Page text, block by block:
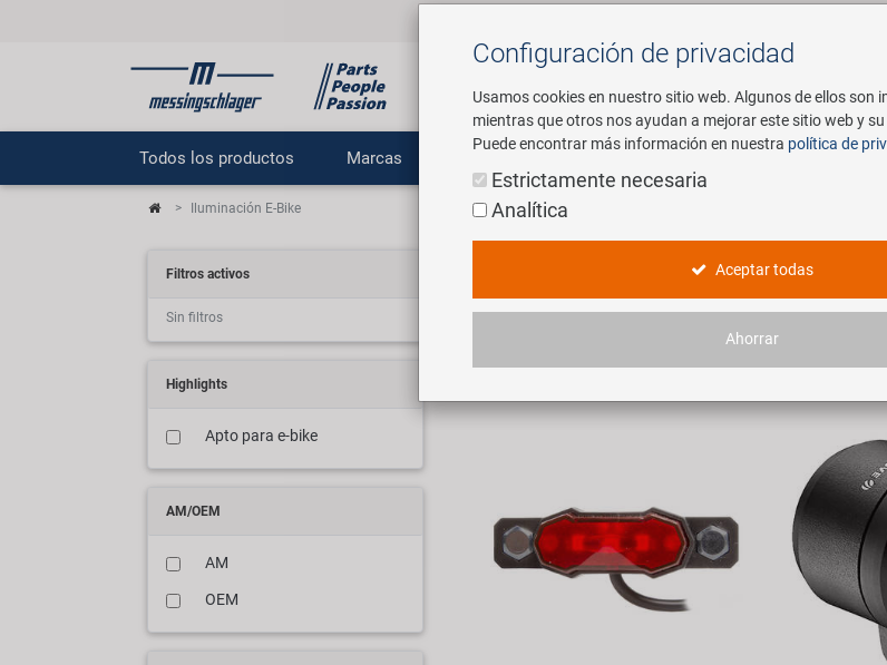
Buscar
Todos los productos Marcas Servicio
Iluminación E-Bike
Filtros activos
Sin filtros
Highlights
Apto para e-bike
AM/OEM
AM
OEM
E-Bike Beleuchtung
Configuración de privacidad
Usamos cookies en nuestro sitio web. Algunos de ellos son
mientras que otros nos ayudan a mejorar este sitio web y
Puede encontrar más información en nuestra política de
Estrictamente necesaria
Analítica
Aceptar todas
Ahorrar